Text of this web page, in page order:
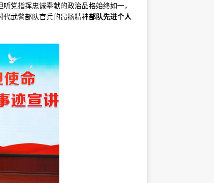
党指挥忠诚奉献的政治品格始终如一，
武警部队官兵的昂扬精神部队先进个人